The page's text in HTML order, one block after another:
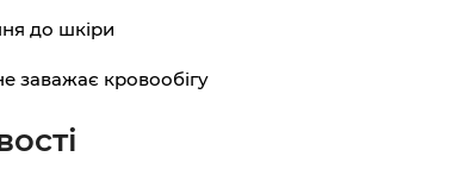
до шкіри
заважає кровообігу